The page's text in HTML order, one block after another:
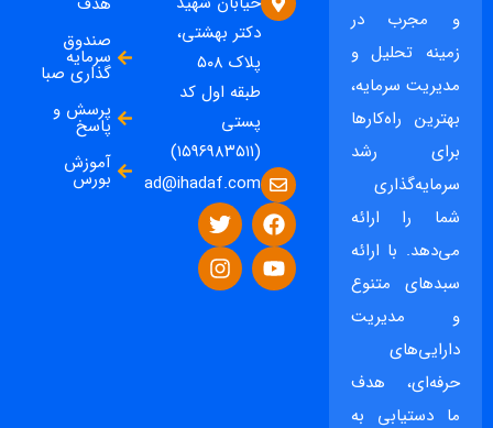
و مجرب در
زمینه تحلیل و
مدیریت سرمایه،
بهترین راه‌کارها
برای رشد
سرمایه‌گذاری
شما را ارائه
می‌دهد. با ارائه
سبدهای متنوع
و مدیریت
دارایی‌های
حرفه‌ای، هدف
ما دستیابی به
دکتر بهشتی،
پلاک ۵۰۸
طبقه اول کد
پستی
(۱۵۹۶۹۸۳۵۱۱)
ad@ihadaf.com
صندوق
سرمایه
گذاری صبا
پرسش و
پاسخ
آموزش
بورس